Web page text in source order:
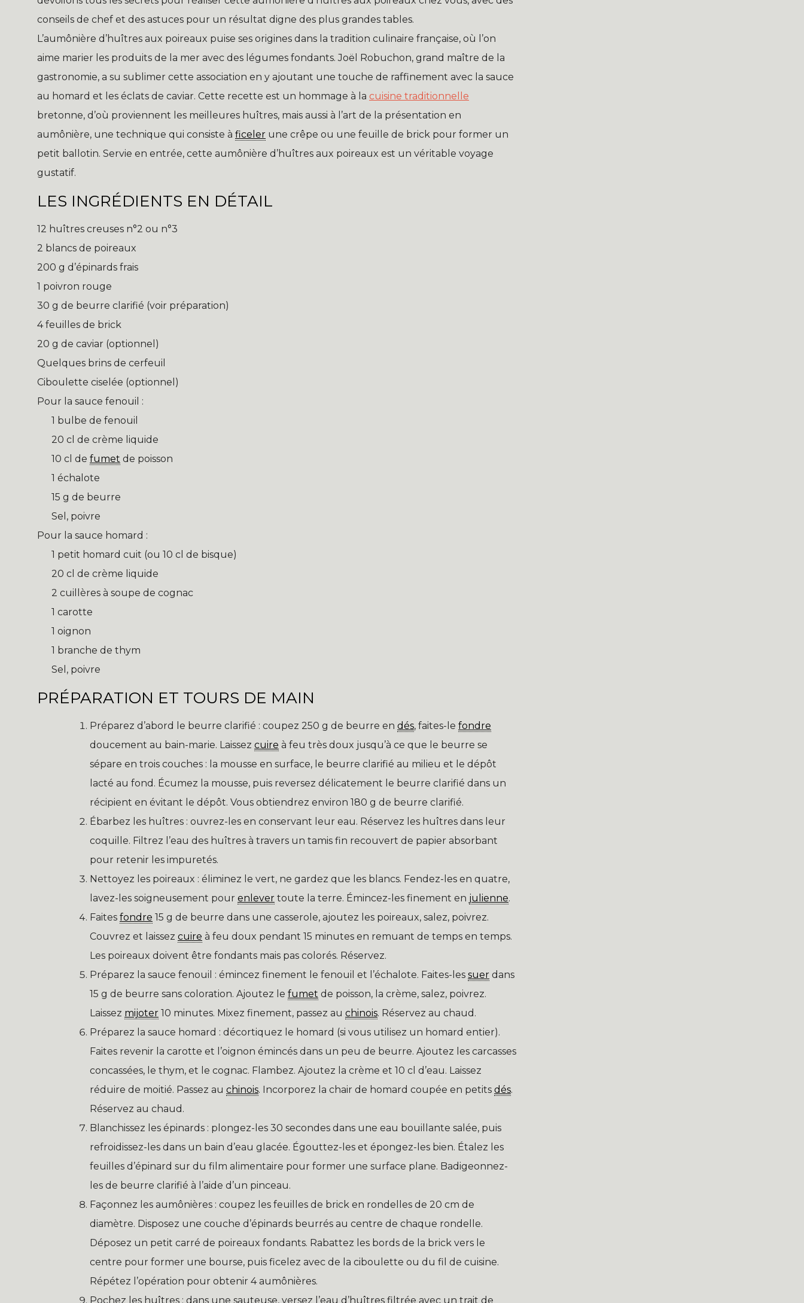
conseils de chef et des astuces pour un résultat digne des plus grandes tables.
L’aumônière d’huîtres aux poireaux puise ses origines dans la tradition culinaire française, où l’on
aime marier les produits de la mer avec des légumes fondants. Joël Robuchon, grand maître de la
gastronomie, a su sublimer cette association en y ajoutant une touche de raffinement avec la sauce
au homard et les éclats de caviar. Cette recette est un hommage à la cuisine traditionnelle
bretonne, d’où proviennent les meilleures huîtres, mais aussi à l’art de la présentation en
aumônière, une technique qui consiste à ficeler une crêpe ou une feuille de brick pour former un
petit ballotin. Servie en entrée, cette aumônière d’huîtres aux poireaux est un véritable voyage
gustatif.
LES INGRÉDIENTS EN DÉTAIL
12 huîtres creuses n°2 ou n°3
2 blancs de poireaux
200 g d’épinards frais
1 poivron rouge
30 g de beurre clarifié (voir préparation)
4 feuilles de brick
20 g de caviar (optionnel)
Quelques brins de cerfeuil
Ciboulette ciselée (optionnel)
Pour la sauce fenouil :
1 bulbe de fenouil
20 cl de crème liquide
10 cl de fumet de poisson
1 échalote
15 g de beurre
Sel, poivre
Pour la sauce homard :
1 petit homard cuit (ou 10 cl de bisque)
20 cl de crème liquide
2 cuillères à soupe de cognac
1 carotte
1 oignon
1 branche de thym
Sel, poivre
PRÉPARATION ET TOURS DE MAIN
Préparez d’abord le beurre clarifié : coupez 250 g de beurre en dés, faites-le fondre
doucement au bain-marie. Laissez cuire à feu très doux jusqu’à ce que le beurre se
sépare en trois couches : la mousse en surface, le beurre clarifié au milieu et le dépôt
lacté au fond. Écumez la mousse, puis reversez délicatement le beurre clarifié dans un
récipient en évitant le dépôt. Vous obtiendrez environ 180 g de beurre clarifié.
Ébarbez les huîtres : ouvrez-les en conservant leur eau. Réservez les huîtres dans leur
coquille. Filtrez l’eau des huîtres à travers un tamis fin recouvert de papier absorbant
pour retenir les impuretés.
Nettoyez les poireaux : éliminez le vert, ne gardez que les blancs. Fendez-les en quatre,
lavez-les soigneusement pour enlever toute la terre. Émincez-les finement en julienne.
Faites fondre 15 g de beurre dans une casserole, ajoutez les poireaux, salez, poivrez.
Couvrez et laissez cuire à feu doux pendant 15 minutes en remuant de temps en temps.
Les poireaux doivent être fondants mais pas colorés. Réservez.
Préparez la sauce fenouil : émincez finement le fenouil et l’échalote. Faites-les suer dans
15 g de beurre sans coloration. Ajoutez le fumet de poisson, la crème, salez, poivrez.
Laissez mijoter 10 minutes. Mixez finement, passez au chinois. Réservez au chaud.
Préparez la sauce homard : décortiquez le homard (si vous utilisez un homard entier).
Faites revenir la carotte et l’oignon émincés dans un peu de beurre. Ajoutez les carcasses
concassées, le thym, et le cognac. Flambez. Ajoutez la crème et 10 cl d’eau. Laissez
réduire de moitié. Passez au chinois. Incorporez la chair de homard coupée en petits dés.
Réservez au chaud.
Blanchissez les épinards : plongez-les 30 secondes dans une eau bouillante salée, puis
refroidissez-les dans un bain d’eau glacée. Égouttez-les et épongez-les bien. Étalez les
feuilles d’épinard sur du film alimentaire pour former une surface plane. Badigeonnez-
les de beurre clarifié à l’aide d’un pinceau.
Façonnez les aumônières : coupez les feuilles de brick en rondelles de 20 cm de
diamètre. Disposez une couche d’épinards beurrés au centre de chaque rondelle.
Déposez un petit carré de poireaux fondants. Rabattez les bords de la brick vers le
centre pour former une bourse, puis ficelez avec de la ciboulette ou du fil de cuisine.
Répétez l’opération pour obtenir 4 aumônières.
Pochez les huîtres : dans une sauteuse, versez l’eau d’huîtres filtrée avec un trait de